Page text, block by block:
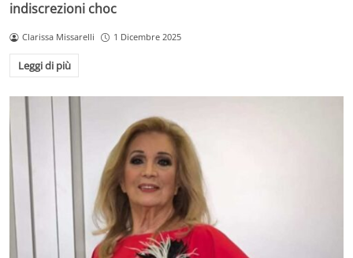
indiscrezioni choc
Clarissa Missarelli 1 Dicembre 2025
Leggi di più